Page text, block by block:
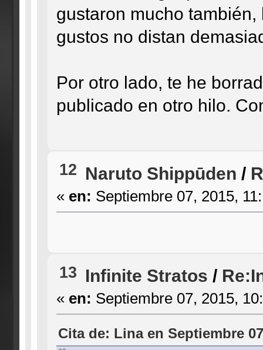
gustaron mucho
gustos no distan
Por otro lado, te he
publicado en otro hilo.
12 Naruto Shippūden /
« en: Septiembre 07, 2015,
13 Infinite Stratos /
« en: Septiembre 07, 2015,
Cita de: Lina en Septiembre